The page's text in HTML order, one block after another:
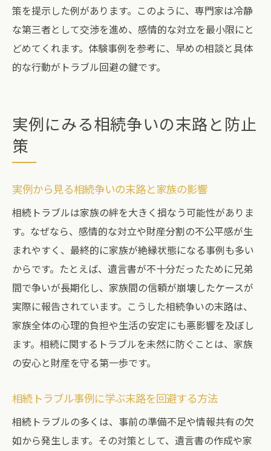
策を提示した例があります。このように、専門家は冷静
な第三者として交渉を進め、感情的な対立を最小限にと
どめてくれます。体験事例を参考に、早めの相談と具体
的な行動がトラブル回避の鍵です。
実例にみる相続争いの末路と防止
策
実例から見る相続争いの末路と家族の影響
相続トラブルは家族の絆を大きく損なう可能性がありま
す。なぜなら、感情的な対立や財産分割の不公平感が生
まれやすく、最終的に家族が絶縁状態になる事例も多い
からです。たとえば、遺言書が不十分だったために兄弟
間で争いが長期化し、家族間の信頼が崩壊したケースが
実際に報告されています。こうした相続争いの末路は、
家族全体の心理的負担や生活の安定にも悪影響を及ぼし
ます。相続に関するトラブルを未然に防ぐことは、家族
の安心と財産を守る第一歩です。
相続トラブル事例に学ぶ末路を回避する方法
相続トラブルの多くは、事前の準備不足や情報共有の欠
如から発生します。その対策として、遺言書の作成や家